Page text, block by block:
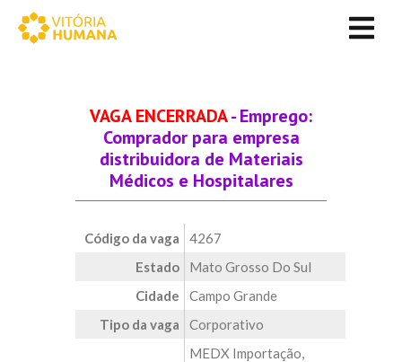
VAGA ENCERRADA- Emprego:
Comprador para empresa
distribuidora de Materiais
Médicos e Hospitalares
Código da vaga
4267
Estado
Mato Grosso Do Sul
Cidade
Campo Grande
Tipo da vaga
Corporativo
MEDX Importação,